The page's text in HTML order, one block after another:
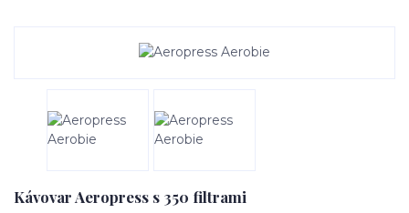
Kávovar Aeropress s 350 filtrami